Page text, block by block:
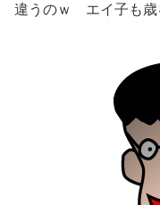
違うのｗ エイ子も歳